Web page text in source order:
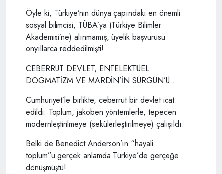
Öyle ki, Türkiye’nin dünya çapındaki en önemli
sosyal bilimcisi, TÜBA’ya (Türkiye Bilimler
Akademisi’ne) alınmamış, üyelik başvurusu
onyıllarca reddedilmişti!
CEBERRUT DEVLET, ENTELEKTÜEL
DOGMATİZM VE MARDİN’İN SÜRGÜN’Ü…
Cumhuriyet’le birlikte, ceberrut bir devlet icat
edildi: Toplum, jakoben yöntemlerle, tepeden
modernleştirilmeye (sekülerleştirilmeye) çalışıldı.
Belki de Benedict Anderson’ın “hayali
toplum”u gerçek anlamda Türkiye’de gerçeğe
dönüşmüştü!